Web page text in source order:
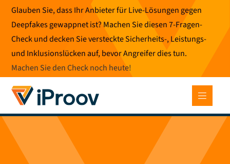
Zum
Inhalt
springen
Glauben Sie, dass Ihr Anbieter für Live-Lösungen gegen
Deepfakes gewappnet ist? Machen Sie diesen 7-Fragen-
Check und decken Sie versteckte Sicherheits-, Leistungs-
und Inklusionslücken auf, bevor Angreifer dies tun.
Machen Sie den Check noch heute!